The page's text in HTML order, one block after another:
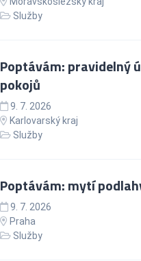
Služby
Poptávám: pravidelný
pokojů
9. 7. 2026
Karlovarský kraj
Služby
Poptávám: mytí
9. 7. 2026
Praha
Služby